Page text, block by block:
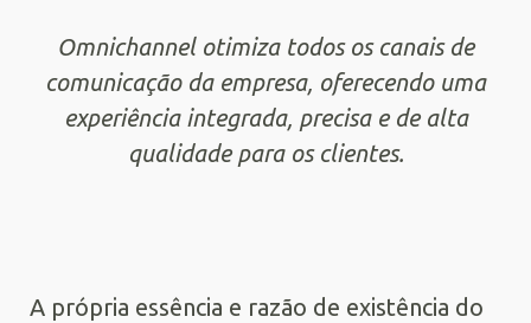
Omnichannel otimiza todos os canais de
comunicação da empresa, oferecendo uma
experiência integrada, precisa e de alta
qualidade para os clientes.
A própria essência e razão de existência do